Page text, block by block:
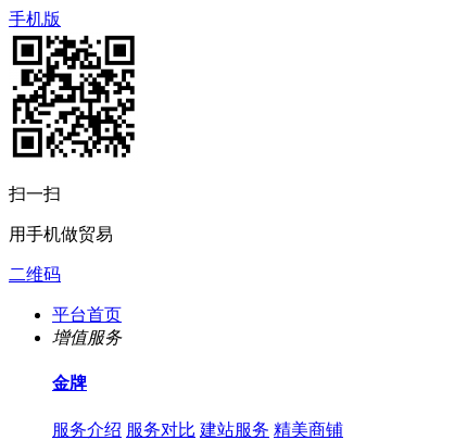
手机版
扫一扫
用手机做贸易
二维码
平台首页
增值服务
金牌
服务介绍 服务对比 建站服务 精美商铺